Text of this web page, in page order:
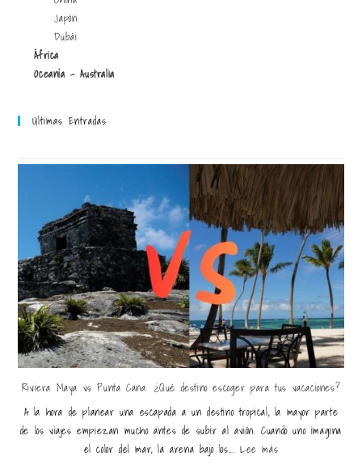
Japón
Dubái
África
Oceanía - Australia
Últimas Entradas
Riviera Maya vs Punta Cana: ¿Qué destino escoger para tus vacaciones?
A la hora de planear una escapada a un destino tropical, la mayor parte
de los viajes empiezan mucho antes de subir al avión. Cuando uno imagina
el color del mar, la arena bajo los...Lee más